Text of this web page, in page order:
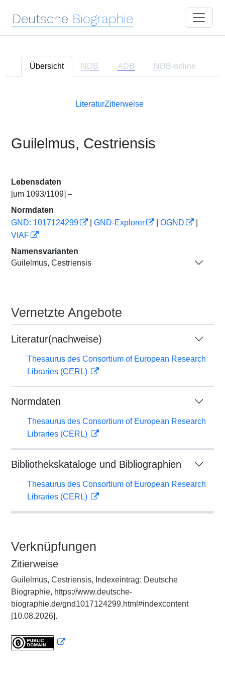
Deutsche Biographie
Übersicht NDB ADB NDB-online
LiteraturZitierweise
Guilelmus, Cestriensis
Lebensdaten
[um 1093/1109] –
Normdaten
GND: 1017124299
GND-Explorer OGND
VIAF
Namensvarianten
Guilelmus, Cestriensis
Vernetzte Angebote
Literatur(nachweise)
Thesaurus des Consortium of European Research
Libraries (CERL)
Normdaten
Thesaurus des Consortium of European Research
Libraries (CERL)
Bibliothekskataloge und Bibliographien
Thesaurus des Consortium of European Research
Libraries (CERL)
Verknüpfungen
Zitierweise
Guilelmus, Cestriensis, Indexeintrag: Deutsche
Biographie, https://www.deutsche-
biographie.de/gnd1017124299.html#indexcontent
[10.08.2026].